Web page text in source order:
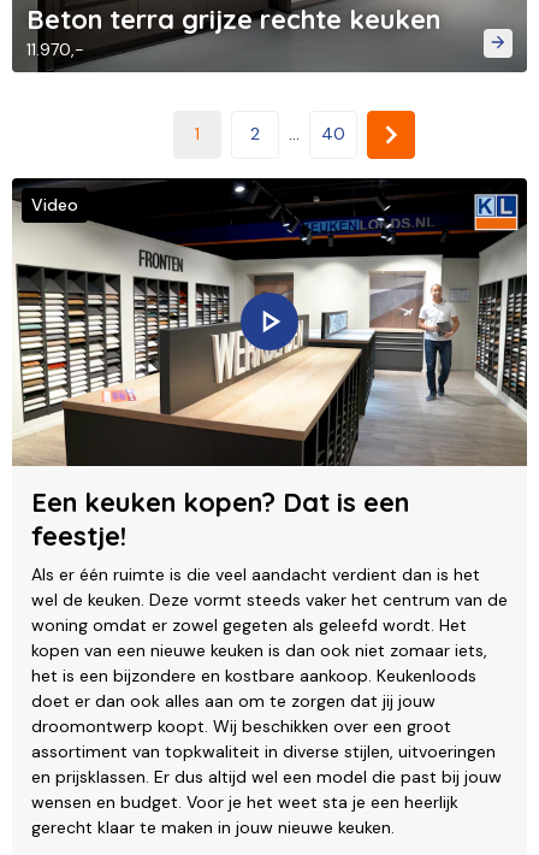
Beton terra grijze rechte keuken
11.970,-
1 2 ... 40
Een keuken kopen? Dat is een
feestje!
Als er één ruimte is die veel aandacht verdient dan is het
wel de keuken. Deze vormt steeds vaker het centrum van de
woning omdat er zowel gegeten als geleefd wordt. Het
kopen van een nieuwe keuken is dan ook niet zomaar iets,
het is een bijzondere en kostbare aankoop. Keukenloods
doet er dan ook alles aan om te zorgen dat jij jouw
droomontwerp koopt. Wij beschikken over een groot
assortiment van topkwaliteit in diverse stijlen, uitvoeringen
en prijsklassen. Er dus altijd wel een model die past bij jouw
wensen en budget. Voor je het weet sta je een heerlijk
gerecht klaar te maken in jouw nieuwe keuken.
Video